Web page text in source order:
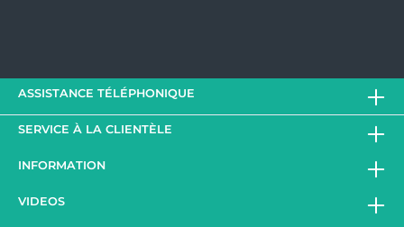
ASSISTANCE TÉLÉPHONIQUE
SERVICE À LA CLIENTÈLE
INFORMATION
VIDEOS